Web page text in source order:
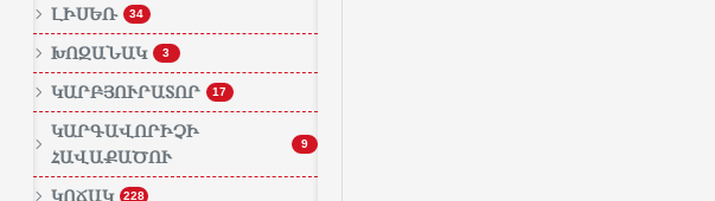
ԼԻՍԵՌ 34
ԽՈԶԱՆԱԿ 3
ԿԱՐԲՅՈՒՐԱՏՈՐ 17
ԿԱՐԳԱՎՈՐԻՉԻ
ՀԱՎԱՔԱԾՈՒ
9
ԿՈՃԱԿ 228